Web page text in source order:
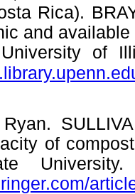
Rica).
and
of
Ryan.
of